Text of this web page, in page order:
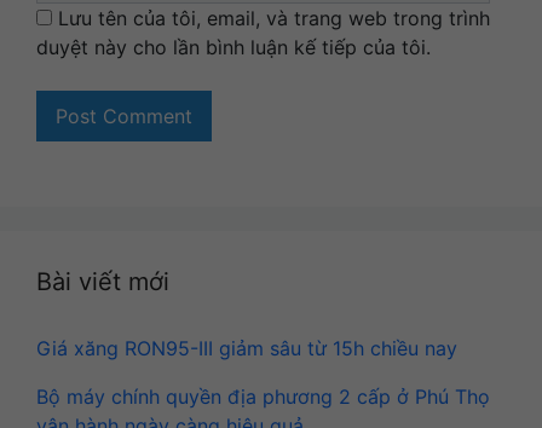
Lưu tên của tôi, email, và trang web trong trình
duyệt này cho lần bình luận kế tiếp của tôi.
Bài viết mới
Giá xăng RON95-III giảm sâu từ 15h chiều nay
Bộ máy chính quyền địa phương 2 cấp ở Phú Thọ